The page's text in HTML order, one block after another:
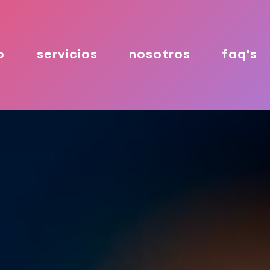
servicios nosotros faq's